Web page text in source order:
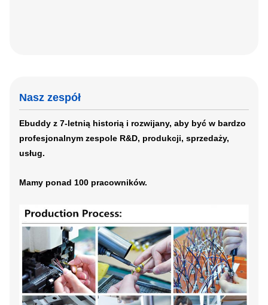
Nasz zespół
Ebuddy z 7-letnią historią i rozwijany, aby być w bardzo
profesjonalnym zespole R&D, produkcji, sprzedaży,
usług.
Mamy ponad 100 pracowników.